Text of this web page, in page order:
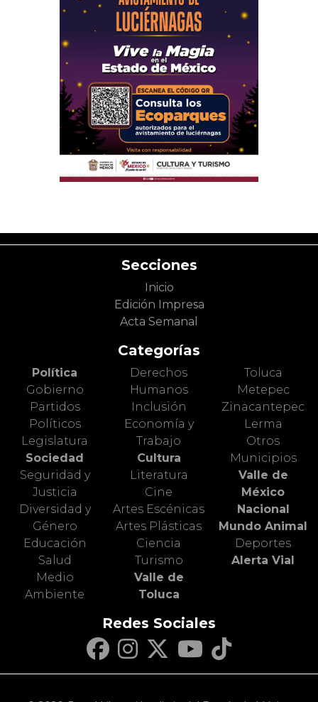
Secciones
Inicio
Edición Impresa
Acta Semanal
Categorías
Política
Gobierno
Partidos
Políticos
Legislatura
Sociedad
Seguridad y
Justicia
Diversidad y
Género
Educación
Salud
Medio
Ambiente
Derechos
Humanos
Inclusión
Economía y
Trabajo
Cultura
Literatura
Cine
Artes Escénicas
Artes Plásticas
Ciencia
Turismo
Valle de
Toluca
Toluca
Metepec
Zinacantepec
Lerma
Otros
Municipios
Valle de
México
Nacional
Mundo Animal
Deportes
Alerta Vial
Redes Sociales